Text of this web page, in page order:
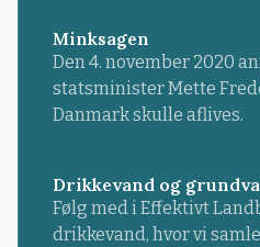
Minksagen
Den 4. november 2020
statsminister Mette
Danmark skulle aflives.
Drikkevand og
Følg med i Effektivt
drikkevand, hvor vi